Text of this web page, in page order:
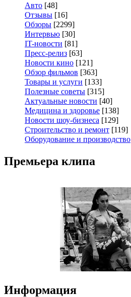
Авто [48]
Отзывы [16]
Обзоры [2299]
Интервью [30]
IT-новости [81]
Пресс-релиз [63]
Новости кино [121]
Обзор фильмов [363]
Товары и услуги [133]
Полезные советы [315]
Актуальные новости [40]
Медицина и здоровье [138]
Новости шоу-бизнеса [129]
Строительство и ремонт [119]
Оборудование и производство
Премьера клипа
Информация